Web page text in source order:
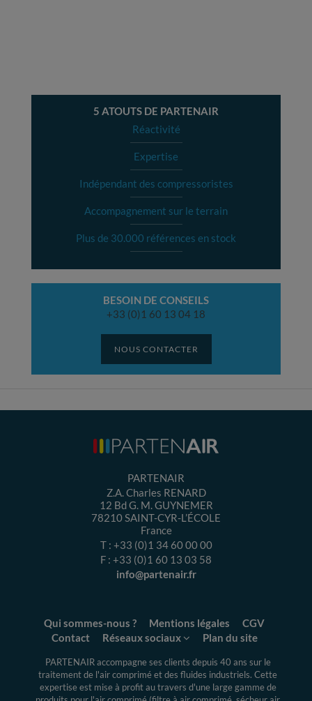
5 ATOUTS DE PARTENAIR
Réactivité
Expertise
Indépendant des compressoristes
Accompagnement sur le terrain
Plus de 30.000 références en stock
BESOIN DE CONSEILS
+33 (0)1 60 13 04 18
NOUS CONTACTER
PARTENAIR
Z.A. Charles RENARD
12 Bd G. M. GUYNEMER
78210SAINT-CYR-L’ÉCOLE
France
T : +33 (0)1 34 60 00 00
F : +33 (0)1 60 13 03 58
info@partenair.fr
Qui sommes-nous ? Mentions légales
CGV
Contact
Réseaux sociaux Plan du site
PARTENAIR accompagne ses clients depuis 40 ans sur le
traitement de l'air comprimé et des fluides industriels. Cette
expertiseest mise à profit au travers d'une large gamme de